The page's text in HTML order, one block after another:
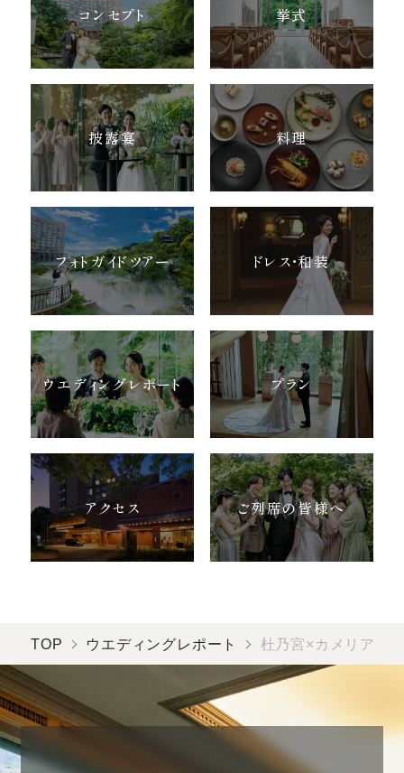
コンセプト 挙式
披露宴 料理
フォトガイドツアー ドレス・和装
ウエディングレポート プラン
アクセス ご列席の皆様へ
TOP ウエディングレポート 杜乃宮×カメリア